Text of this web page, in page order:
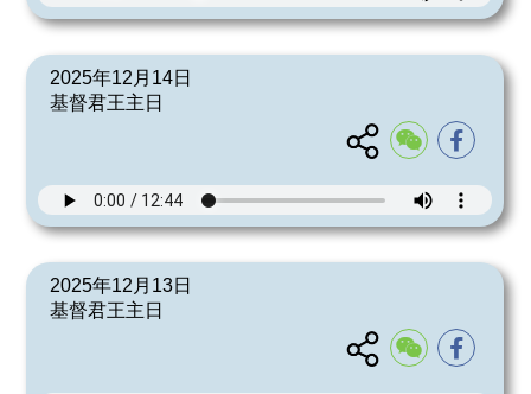
2025年12月14日
基督君王主日
2025年12月13日
基督君王主日